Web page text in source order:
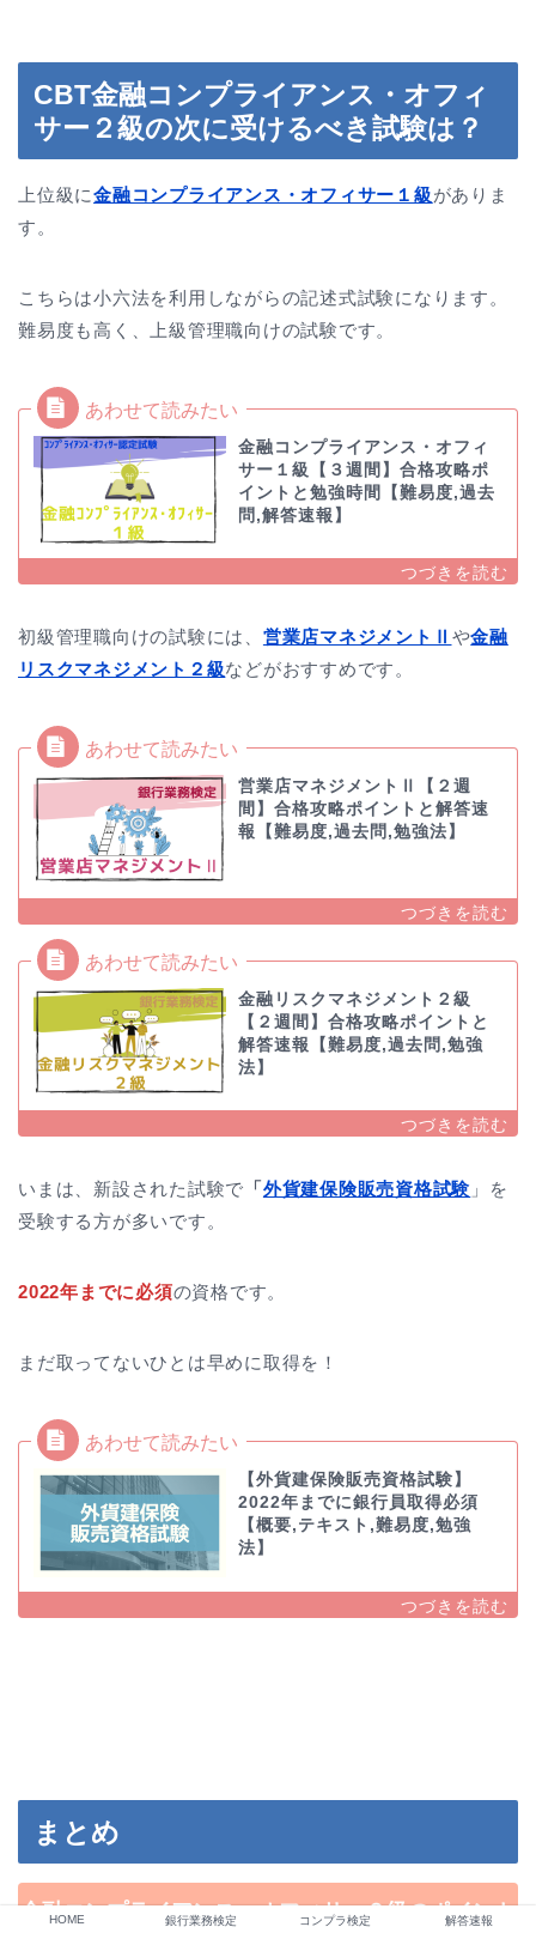
CBT金融コンプライアンス・オフィ
サー２級の次に受けるべき試験は？
上位級に金融コンプライアンス・オフィサー１級がありま
す。
こちらは小六法を利用しながらの記述式試験になります。
難易度も高く、上級管理職向けの試験です。
金融コンプライアンス・オフィ
サー１級【３週間】合格攻略ポ
イントと勉強時間【難易度,過去
問,解答速報】
初級管理職向けの試験には、 営業店マネジメントⅡ や金融
リスクマネジメント２級などがおすすめです。
営業店マネジメントⅡ【２週
間】合格攻略ポイントと解答速
報【難易度,過去問,勉強法】
金融リスクマネジメント２級
【２週間】合格攻略ポイントと
解答速報【難易度,過去問,勉強
法】
いまは、新設された試験で 「外貨建保険販売資格試験 」を
受験する方が多いです。
2022年までに必須の資格です。
まだ取ってないひとは早めに取得を！
【外貨建保険販売資格試験】
2022年までに銀行員取得必須
【概要,テキスト,難易度,勉強
法】
まとめ
金融コンプライアンス・オフィサー２級のポイント
HOME 銀行業務検定 コンプラ検定 解答速報